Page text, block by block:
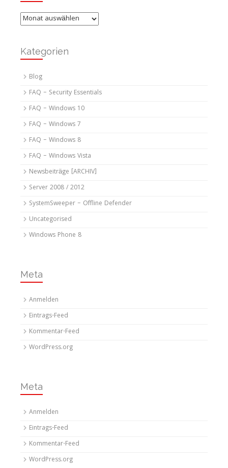
Archiv
Kategorien
Blog
FAQ – Security Essentials
FAQ – Windows 10
FAQ – Windows 7
FAQ – Windows 8
FAQ – Windows Vista
Newsbeiträge [ARCHIV]
Server 2008 / 2012
SystemSweeper – Offline Defender
Uncategorised
Windows Phone 8
Meta
Anmelden
Eintrags-Feed
Kommentar-Feed
WordPress.org
Meta
Anmelden
Eintrags-Feed
Kommentar-Feed
WordPress.org